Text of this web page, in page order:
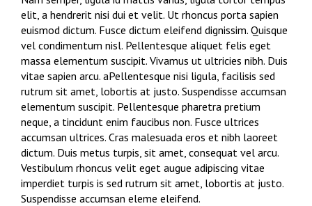
elit, a hendrerit nisi dui et velit. Ut rhoncus porta sapien
euismod dictum. Fusce dictum eleifend dignissim. Quisque
vel condimentum nisl. Pellentesque aliquet felis eget
massa elementum suscipit. Vivamus ut ultricies nibh. Duis
vitae sapien arcu. aPellentesque nisi ligula, facilisis sed
rutrum sit amet, lobortis at justo. Suspendisse accumsan
elementum suscipit. Pellentesque pharetra pretium
neque, a tincidunt enim faucibus non. Fusce ultrices
accumsan ultrices. Cras malesuada eros et nibh laoreet
dictum. Duis metus turpis, sit amet, consequat vel arcu.
Vestibulum rhoncus velit eget augue adipiscing vitae
imperdiet turpis is sed rutrum sit amet, lobortis at justo.
Suspendisse accumsan eleme eleifend.